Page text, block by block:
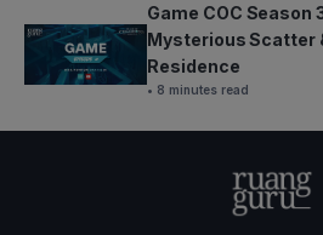
Game COC Season
Mysterious Scatter
Residence
• 8 minutes read